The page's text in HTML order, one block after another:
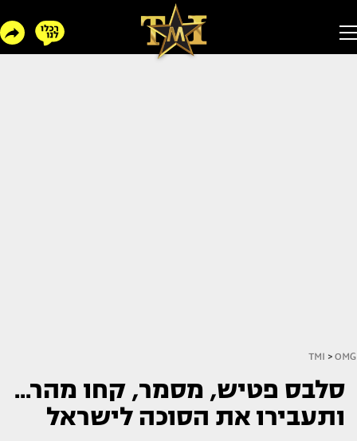
TMI > OMG
סלבס פטיש, מסמר, קחו מהר...
ותעבירו את הסוכה לישראל